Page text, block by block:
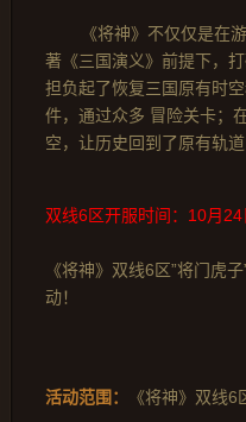
《将神》不仅仅是在
著《三国演义》前提下，
担负起了恢复三国原有时
件，通过众多 冒险关卡；
空，让历史回到了原有轨道
双线6区开服时间：10月
《将神》双线6区”将门虎
动！
活动范围：
《将神》双线6